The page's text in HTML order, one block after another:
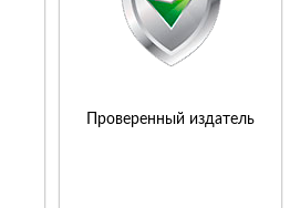
Проверенный издатель